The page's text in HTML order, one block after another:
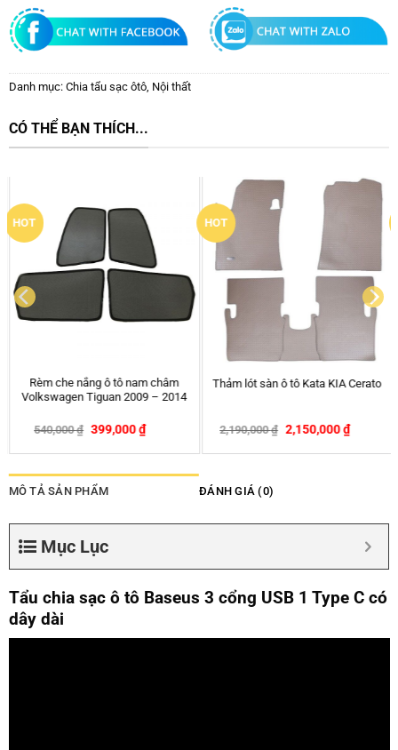
Danh mục: Chia tẩu sạc ôtô, Nội thất
CÓ THỂ BẠN THÍCH...
New
Thảm lót sàn ô tô Kata Thái Lan
Toyota Sienna
1,200,000 ₫ – 3,190,000
Ốp Chìa Khóa Ô tô Honda 3 Nút –
120,000 ₫ – 290,000
MÔ TẢ SẢN PHẨM ĐÁNH GIÁ (0)
Mục Lục
Tẩu chia sạc ô tô Baseus 3 cổng USB 1 Type C có
dây dài